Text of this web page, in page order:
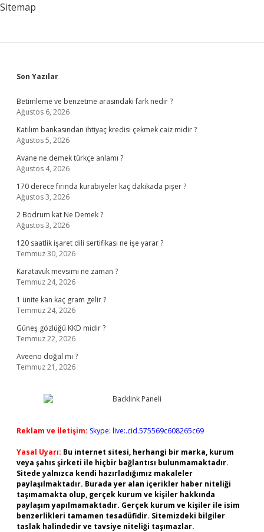
Sitemap
Sidebar
Son Yazılar
Betimleme ve benzetme arasındaki fark nedir ?
Ağustos 6, 2026
Katılım bankasından ihtiyaç kredisi çekmek caiz midir ?
Ağustos 5, 2026
Avane ne demek türkçe anlamı ?
Ağustos 4, 2026
170 derece fırında kurabiyeler kaç dakikada pişer ?
Ağustos 3, 2026
2 Bodrum kat Ne Demek ?
Ağustos 3, 2026
120 saatlik işaret dili sertifikası ne işe yarar ?
Temmuz 30, 2026
Karatavuk mevsimi ne zaman ?
Temmuz 24, 2026
1 ünite kan kaç gram gelir ?
Temmuz 24, 2026
Güneş gözlüğü KKD midir ?
Temmuz 22, 2026
Aveeno doğal mı ?
Temmuz 21, 2026
Reklam ve İletişim: Skype: live:.cid.575569c608265c69
Yasal Uyarı: Bu internet sitesi, herhangi bir marka, kurum
veya şahıs şirketi ile hiçbir bağlantısı bulunmamaktadır.
Sitede yalnızca kendi hazırladığımız makaleler
paylaşılmaktadır. Burada yer alan içerikler haber niteliği
taşımamakta olup, gerçek kurum ve kişiler hakkında
paylaşım yapılmamaktadır. Gerçek kurum ve kişiler ile isim
benzerlikleri tamamen tesadüfidir. Sitemizdeki bilgiler
taslak halindedir ve tavsiye niteliği taşımazlar.